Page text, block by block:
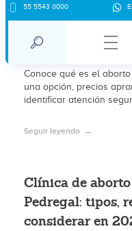
55 5543 0000
Aborto
CDMX: qué es,
precios
Conoce qué es el
una opción, precios
identificar atención
Seguir leyendo
Clínica de
Pedregal: tipos,
considerar en